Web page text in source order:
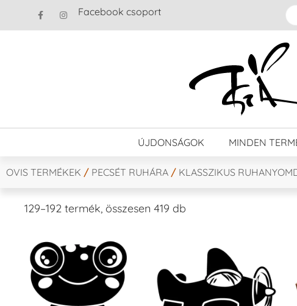
Facebook csoport
ÚJDONSÁGOK MINDEN
OVIS TERMÉKEK / PECSÉT RUHÁRA / KLASSZIKUS
129–192 termék, összesen 419 db